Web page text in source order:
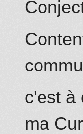
c'est à
ma